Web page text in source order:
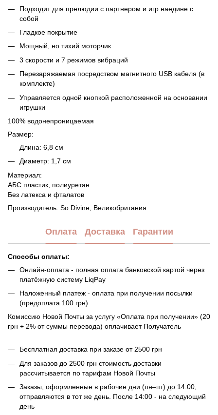
Подходит для прелюдии с партнером и игр наедине с
собой
Гладкое покрытие
Мощный, но тихий моторчик
3 скорости и 7 режимов вибраций
Перезаряжаемая посредством магнитного USB кабеля (в
комплекте)
Управляется одной кнопкой расположенной на основании
игрушки
100% водонепроницаемая
Размер:
Длина: 6,8 см
Диаметр: 1,7 см
Материал:
АБС пластик, полиуретан
Без латекса и фталатов
Производитель: So Divine, Великобритания
Оплата Доставка Гарантии
Способы оплаты:
Онлайн-оплата - полная оплата банковской картой через
платёжную систему LiqPay
Наложенный платеж - оплата при получении посылки
(предоплата 100 грн)
Комиссию Новой Почты за услугу «Оплата при получении» (20
грн + 2% от суммы перевода) оплачивает Получатель
Бесплатная доставка при заказе от 2500 грн
Для заказов до 2500 грн стоимость доставки
рассчитывается по тарифам Новой Почты
Заказы, оформленные в рабочие дни (пн–пт) до 14:00,
отправляются в тот же день. После 14:00 - на следующий
день